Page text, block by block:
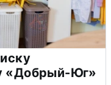
«Добрый-Юг»